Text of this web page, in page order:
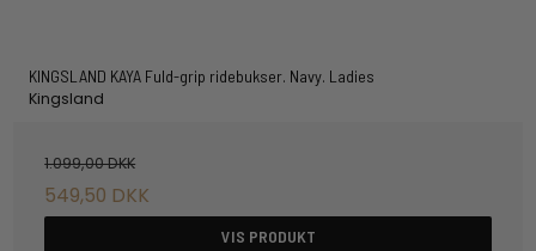
KINGSLAND KAYA Fuld-grip ridebukser. Navy. Ladies
Kingsland
1.099,00 DKK
549,50 DKK
VIS PRODUKT